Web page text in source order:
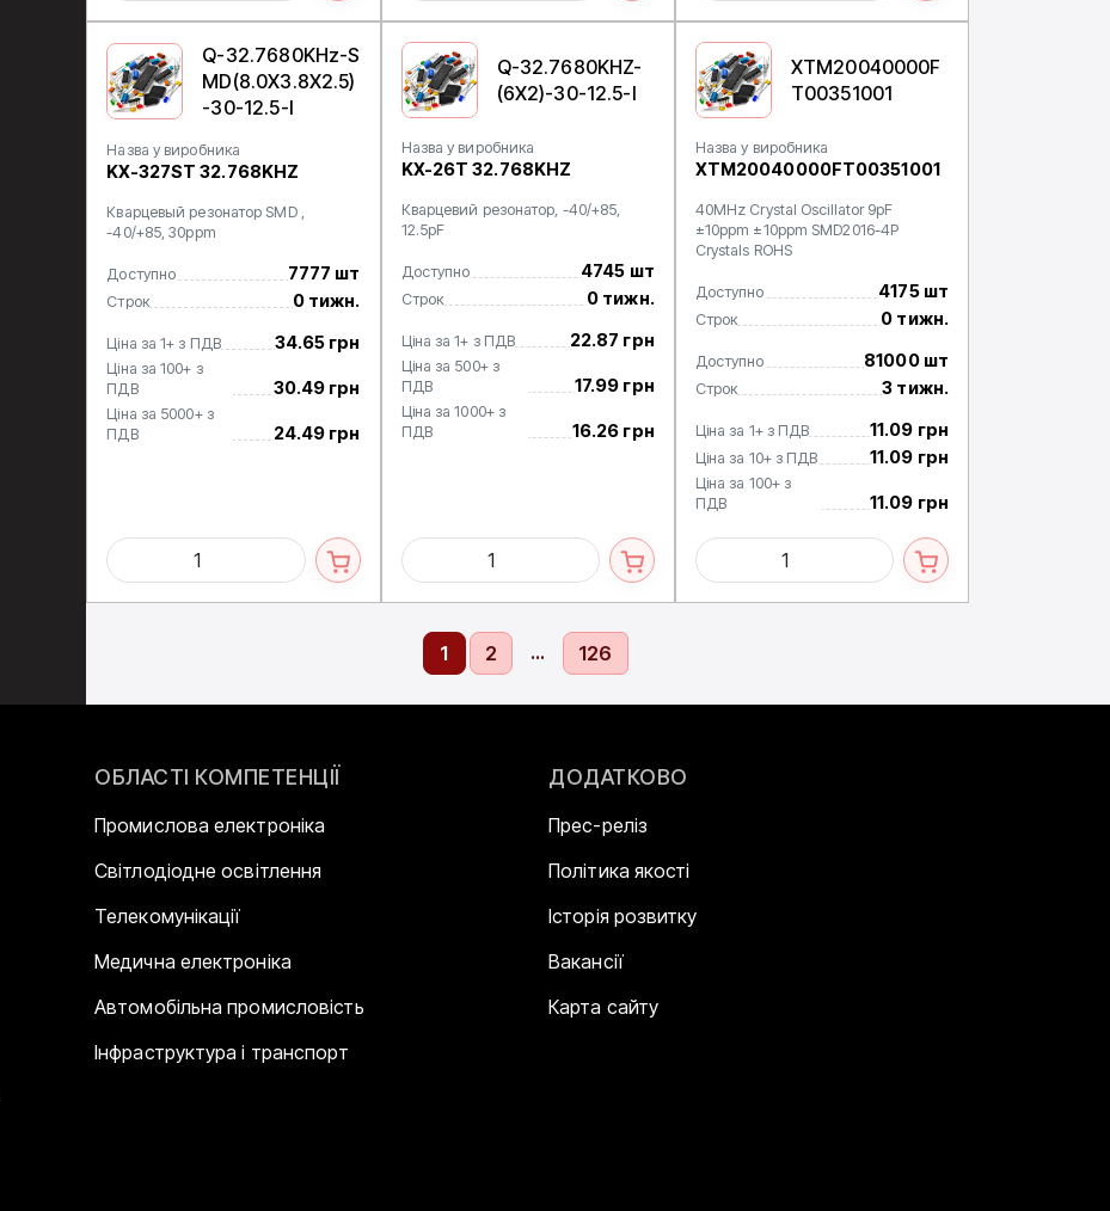
Q-32.7680KHz-S
MD(8.0X3.8X2.5)
-30-12.5-I
Назва у виробника
KX-327ST 32.768KHZ
Кварцевый резонатор SMD ,
-40/+85, 30ppm
Доступно 7777 шт
Строк 0 тижн.
Ціна за 1+ з ПДВ 34.65 грн
Ціна за 100+ з
ПДВ
30.49 грн
Ціна за 5000+ з
ПДВ
24.49 грн
Q-32.7680KHZ-
(6X2)-30-12.5-I
Назва у виробника
KX-26T 32.768KHZ
Кварцевий резонатор, -40/+85,
12.5pF
Доступно 4745 шт
Строк 0 тижн.
Ціна за 1+ з ПДВ 22.87 грн
Ціна за 500+ з
ПДВ
17.99 грн
Ціна за 1000+ з
ПДВ
16.26 грн
XTM20040000F
T00351001
Назва у виробника
XTM20040000FT00351001
40MHz Crystal Oscillator 9pF
±10ppm ±10ppm SMD2016-4P
Crystals ROHS
Доступно 4175 шт
Строк 0 тижн.
Доступно 81000 шт
Строк 3 тижн.
Ціна за 1+ з ПДВ 11.09 грн
Ціна за 10+ з ПДВ 11.09 грн
Ціна за 100+ з
ПДВ
11.09 грн
1 2 ... 126
ОБЛАСТІ КОМПЕТЕНЦІЇ
Промислова електроніка
Світлодіодне освітлення
Телекомунікації
Медична електроніка
Автомобільна промисловість
Інфраструктура і транспорт
ДОДАТКОВО
Прес-реліз
Політика якості
Історія розвитку
Вакансії
Карта сайту